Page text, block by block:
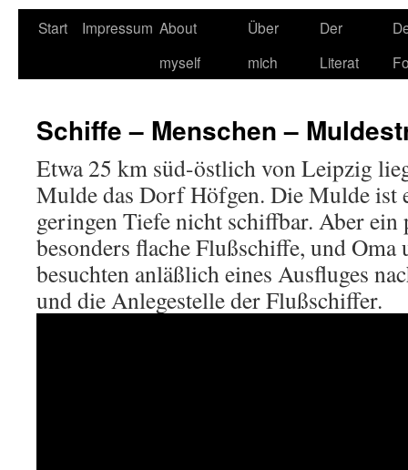
Start Impressum About
myself
Über
mich
Der
Literat
Schiffe – Menschen –
Etwa 25 km süd-östlich von Leipzig
Mulde das Dorf Höfgen. Die Mulde ist
geringen Tiefe nicht schiffbar. Aber ein
besonders flache Flußschiffe, und
besuchten anläßlich eines Ausfluges
und die Anlegestelle der Flußschiffer.